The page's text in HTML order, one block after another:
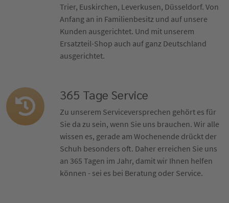
Trier, Euskirchen, Leverkusen, Düsseldorf. Von
Anfang an in Familienbesitz und auf unsere
Kunden ausgerichtet. Und mit unserem
Ersatzteil-Shop auch auf ganz Deutschland
ausgerichtet.
365 Tage Service
Zu unserem Serviceversprechen gehört es für
Sie da zu sein, wenn Sie uns brauchen. Wir alle
wissen es, gerade am Wochenende drückt der
Schuh besonders oft. Daher erreichen Sie uns
an 365 Tagen im Jahr, damit wir Ihnen helfen
können - sei es bei Beratung oder Service.